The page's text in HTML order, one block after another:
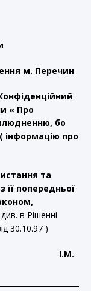
м. Перечин
« Про
бо
інформацію про
та
її попередньої
в Рішенні
30.10.97 )
І.М.